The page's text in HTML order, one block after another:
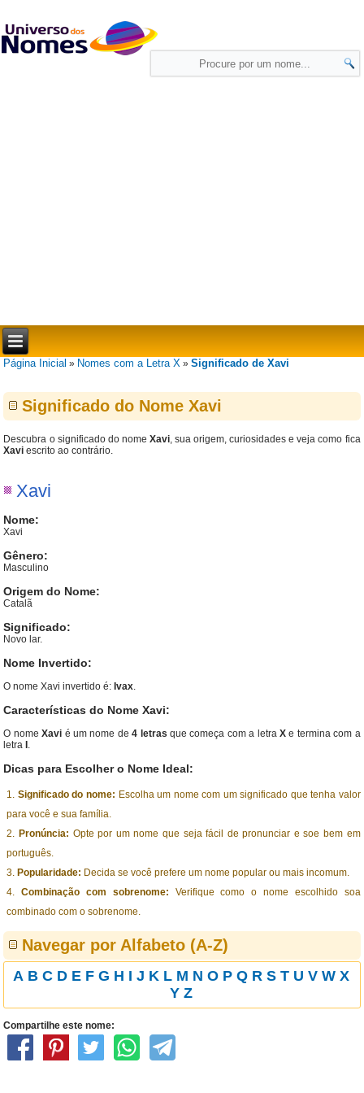
Página Inicial » Nomes com a Letra X »Significado de Xavi
Significado do Nome Xavi
Descubra o significado do nome Xavi, sua origem, curiosidades e veja como fica
Xavi escrito ao contrário.
Xavi
Nome:
Xavi
Gênero:
Masculino
Origem do Nome:
Catalã
Significado:
Novo lar.
Nome Invertido:
O nome Xavi invertido é: Ivax.
Características do Nome Xavi:
O nomeXavi é um nome de4 letras que começa com a letra X e termina com a
letra .
Dicas para Escolher o Nome Ideal:
Significado do nome: Escolha um nome com um significado que tenha valor
para você e sua família.
Pronúncia: Opte por um nome que seja fácil de pronunciar e soe bem em
português.
Popularidade: Decida se você prefere um nome popular ou mais incomum.
Combinação com sobrenome: Verifique como o nome escolhido soa
combinado com o sobrenome.
Navegar por Alfabeto (A-Z)
A B C D E F G H I J K L M N O P Q R S T U V W X
Y Z
Compartilhe este nome: